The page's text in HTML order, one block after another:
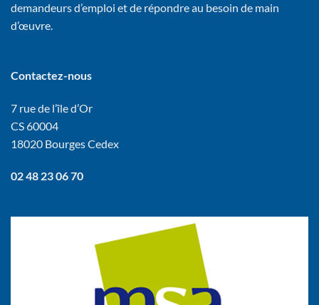
demandeurs d’emploi et de répondre au besoin de main
d’œuvre.
Contactez-nous
7 rue de l’île d’Or
CS 60004
18020 Bourges Cedex
02 48 23 06 70